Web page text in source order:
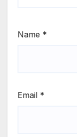
Name *
Email *